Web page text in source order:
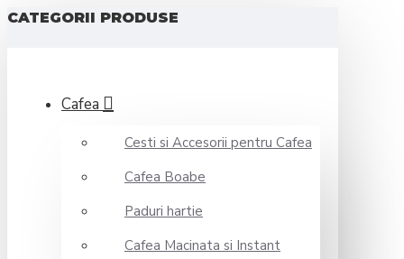
CATEGORII PRODUSE
Cafea
Cesti si Accesorii pentru Cafea
Cafea Boabe
Paduri hartie
Cafea Macinata si Instant